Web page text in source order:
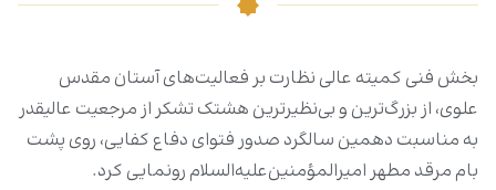
بخش فنی کمیته عالی نظارت بر فعالیت‌های آستان مقدس
علوی، از بزرگ‌ترین و بی‌نظیرترین هشتک تشکر از مرجعیت عالیقدر
به مناسبت دهمین سالگرد صدور فتوای دفاع کفایی، روی پشت
بام مرقد مطهر امیرالمؤمنین‌علیه‌السلام رونمایی کرد.